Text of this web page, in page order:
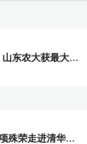
单笔1.8亿！山东农大获最大捐赠
他，带着这项殊荣走进清华园！